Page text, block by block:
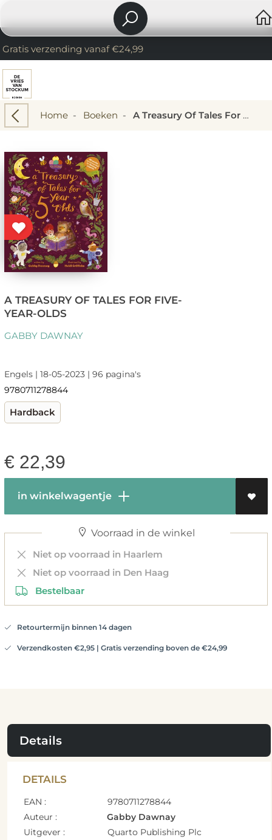
Gratis verzending vanaf €24,99
Home- Boeken - A Treasury Of Tales For Five-year-olds
A TREASURY OF TALES FOR FIVE-
YEAR-OLDS
GABBY DAWNAY
Engels | 18-05-2023 | 96 pagina's
9780711278844
Hardback
€ 22,39
in winkelwagentje
Voorraad in de winkel
Niet op voorraad in Haarlem
Niet op voorraad in Den Haag
Bestelbaar
Retourtermijn binnen 14 dagen
Verzendkosten €2,95 | Gratis verzending boven de €24,99
Details
DETAILS
EAN :
9780711278844
Auteur :
Gabby Dawnay
Uitgever :
Quarto Publishing Plc